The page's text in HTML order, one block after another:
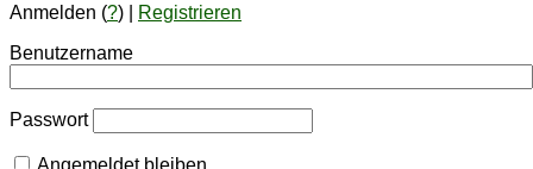
Anmelden (?) |
Registrieren
Benutzername
Passwort
Angemeldet bleiben